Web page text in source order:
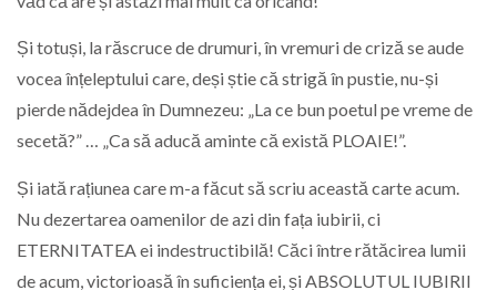
Și totuși, la răscruce de drumuri, în vremuri de criză se aude
vocea înțeleptului care, deși știe că strigă în pustie, nu-și
pierde nădejdea în Dumnezeu: „La ce bun poetul pe vreme de
secetă?” … „Ca să aducă aminte că există PLOAIE!”.
Și iată rațiunea care m-a făcut să scriu această carte acum.
Nu dezertarea oamenilor de azi din fața iubirii, ci
ETERNITATEA ei indestructibilă! Căci între rătăcirea lumii
de acum, victorioasă în suficiența ei, și ABSOLUTUL IUBIRII